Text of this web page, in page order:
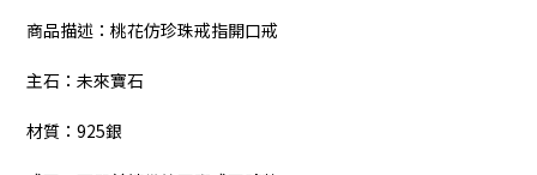
商品描述：桃花仿珍珠戒指開口戒
主石：未來寶石
材質：925銀